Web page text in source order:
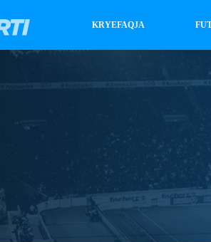
KRYEFAQJA